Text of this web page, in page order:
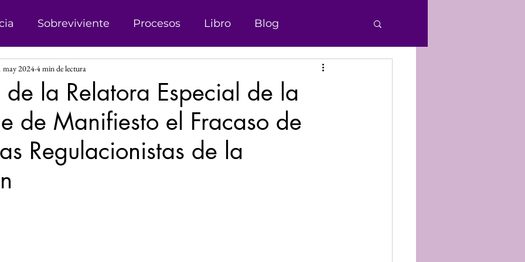
Sobreviviente Procesos Libro Blog
Campañas
Matrimonio Infantil Genero Derechos Humanos
Explotación sexual Líder Reconocimiento
de la Relatora Especial de la
de Manifiesto el Fracaso de
Regulacionistas de la
may 20244 min de lectura